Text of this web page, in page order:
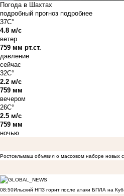
Погода в Шахтах
подробный прогноз подробнее
37C°
4.8 м/с
ветер
759 мм рт.ст.
давление
сейчас
32C°
2.2 м/с
759 мм
вечером
26C°
2.5 м/с
759 мм
ночью
Ростсельмаш объявил о массовом наборе новых
08:50Ильский НПЗ горит после атаки БПЛА на